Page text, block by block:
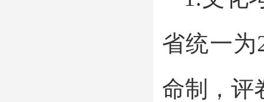
省统一为
命制，评